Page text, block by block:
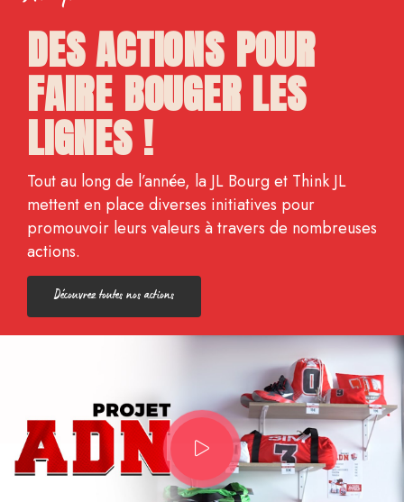
DES ACTIONS POUR
FAIRE BOUGER LES
LIGNES !
Tout au long de l’année, la JL Bourg et Think JL
mettent en place diverses initiatives pour
promouvoir leurs valeurs à travers de nombreuses
actions.
Découvrez toutes nos actions